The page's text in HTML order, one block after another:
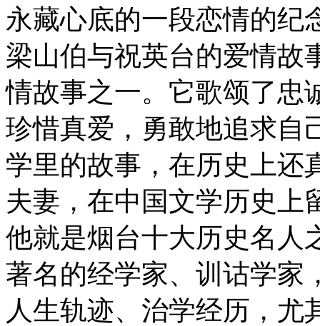
永藏心底的一段恋情的纪
梁山伯与祝英台的爱情故
情故事之一。它歌颂了忠
珍惜真爱，勇敢地追求自
学里的故事，在历史上还
夫妻，在中国文学历史上
他就是烟台十大历史名人
著名的经学家、训诂学家
人生轨迹、治学经历，尤